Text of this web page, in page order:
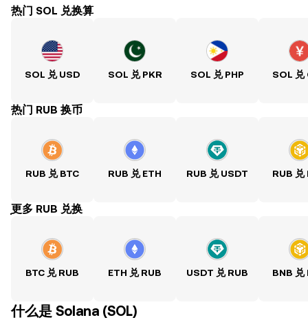
热门 SOL 兑换算
SOL 兑 USD SOL 兑 PKR SOL 兑 PHP SOL 兑
热门 RUB 换币
RUB 兑 BTC RUB 兑 ETH RUB 兑 USDT RUB 兑
ִִִִִִִִִִִִִִִִִִִִִִִִִִִִִִִִִִִִִִִִִִִִִִִִ更多 RUB 兑换
BTC 兑 RUB ETH 兑 RUB USDT 兑 RUB BNB 兑
什么是 Solana (SOL)